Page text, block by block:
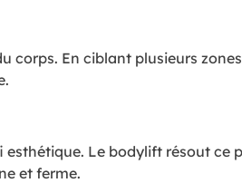
corps. En ciblant plusieurs
Le bodylift résout ce
et ferme.